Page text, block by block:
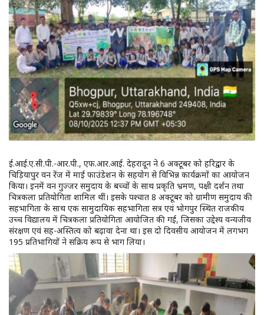
ई.आई.ए.सी.पी.-आर.पी., एफ.आर.आई. देहरादून ने 6 अक्टूबर को हरिद्वार के
चिड़ियापुर वन रेंज में माई फाउंडेशन के सहयोग से विभिन्न कार्यक्रमों का आयोजन
किया। इनमें वन गुज्जर समुदाय के बच्चों के साथ प्रकृति भ्रमण, पक्षी दर्शन तथा
चित्रकला प्रतियोगिता शामिल थीं। इसके पश्चात 8 अक्टूबर को ग्रामीण समुदाय की
सहभागिता के साथ एक सामुदायिक सहभागिता सत्र एवं भोगपुर स्थित राजकीय
उच्च विद्यालय में चित्रकला प्रतियोगिता आयोजित की गई, जिसका उद्देश्य वन्यजीव
संरक्षण एवं सह-अस्तित्व को बढ़ावा देना था। इस दो दिवसीय आयोजन में लगभग
195 प्रतिभागियों ने सक्रिय रूप से भाग लिया।